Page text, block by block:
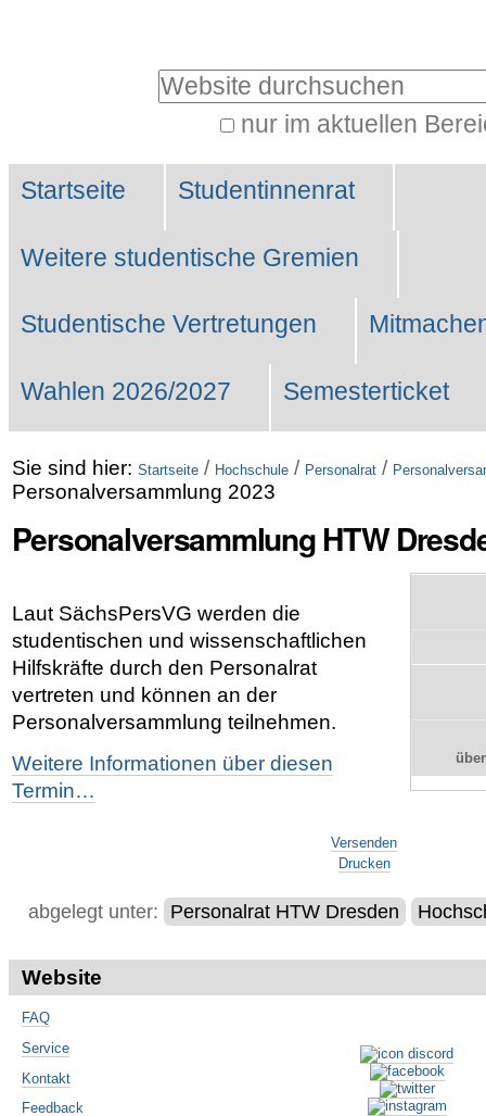
Website durchsuchen
nur im aktuellen
Suche…
Sektionen
Startseite Studentinnenrat
Weitere studentische Gremien
Studentische Vertretungen
Wahlen 2026/2027 Semesterticket
Sie sind hier: Startseite / Hochschule / Personalrat /
Personalversammlung 2023
Personalversammlung HTW
Laut SächsPersVG werden die
studentischen und wissenschaftlichen
Hilfskräfte durch den Personalrat
vertreten und können an der
Personalversammlung teilnehmen.
Weitere Informationen über diesen
Termin…
Versenden
Drucken
abgelegt unter: Personalrat HTW Dresden
Website
FAQ
Service
Kontakt
Feedback